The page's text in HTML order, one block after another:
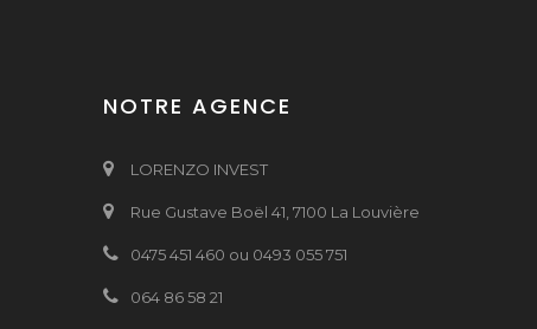
NOTRE AGENCE
LORENZO INVEST
Rue Gustave Boël 41, 7100 La Louvière
0475 451 460 ou 0493 055 751
064 86 58 21